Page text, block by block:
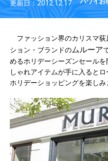
更新日：2012.12.17
ファッション界のカリスマ荻
ション・ブランドのムルーア
めるホリデーシーズンセール
しゃれアイテムが手に入ると
ホリデーショッピングを楽しみ